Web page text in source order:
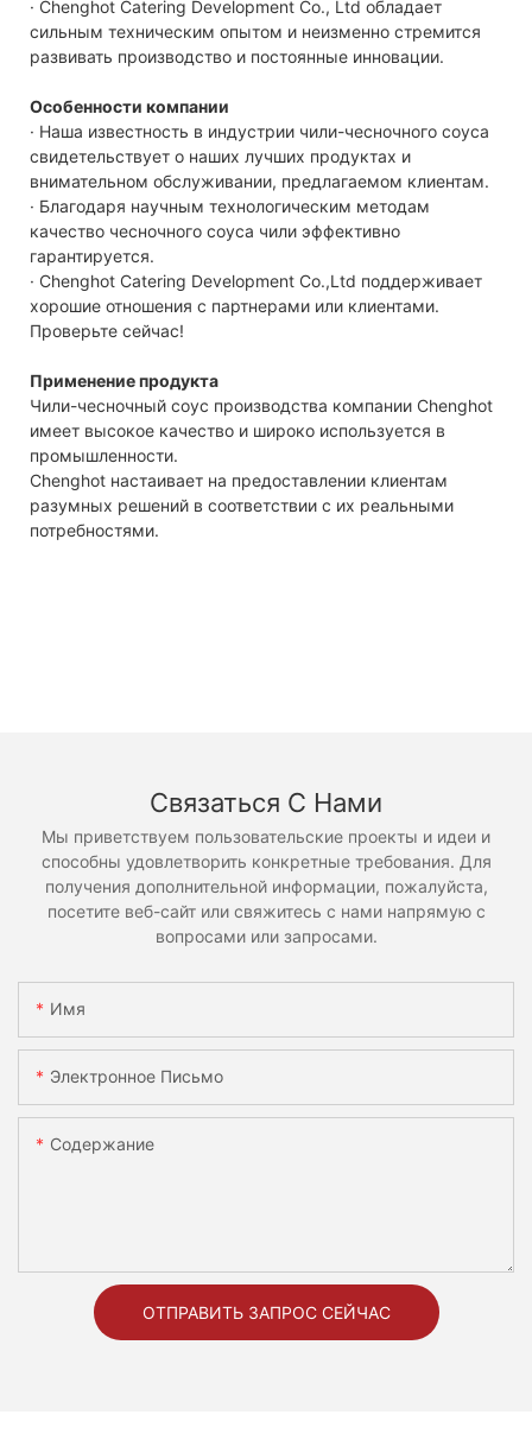
· Chenghot Catering Development Co., Ltd обладает
сильным техническим опытом и неизменно стремится
развивать производство и постоянные инновации.
Особенности компании
· Наша известность в индустрии чили-чесночного соуса
свидетельствует о наших лучших продуктах и ​​
внимательном обслуживании, предлагаемом клиентам.
· Благодаря научным технологическим методам
качество чесночного соуса чили эффективно
гарантируется.
· Chenghot Catering Development Co.,Ltd поддерживает
хорошие отношения с партнерами или клиентами.
Проверьте сейчас!
Применение продукта
Чили-чесночный соус производства компании Chenghot
имеет высокое качество и широко используется в
промышленности.
Chenghot настаивает на предоставлении клиентам
разумных решений в соответствии с их реальными
потребностями.
Связаться С Нами
Мы приветствуем пользовательские проекты и идеи и
способны удовлетворить конкретные требования. Для
получения дополнительной информации, пожалуйста,
посетите веб-сайт или свяжитесь с нами напрямую с
вопросами или запросами.
Имя
Электронное Письмо
Содержание
ОТПРАВИТЬ ЗАПРОС СЕЙЧАС